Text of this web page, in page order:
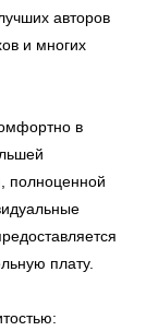
авторов
и многих
в
полноценной
плату.